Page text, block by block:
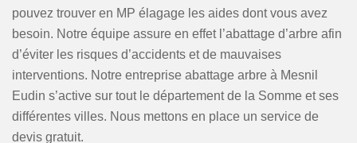
pouvez trouver en MP élagage les aides dont vous avez
besoin. Notre équipe assure en effet l’abattage d’arbre afin
d’éviter les risques d’accidents et de mauvaises
interventions. Notre entreprise abattage arbre à Mesnil
Eudin s’active sur tout le département de la Somme et ses
différentes villes. Nous mettons en place un service de
devis gratuit.